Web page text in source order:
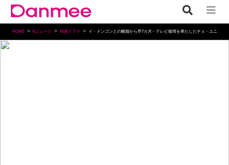
HOME Kニュース 韓国ドラマ イ・ドンゴンとの離婚から早7カ月‥テレビ復帰を果たしたチョ・ユニ